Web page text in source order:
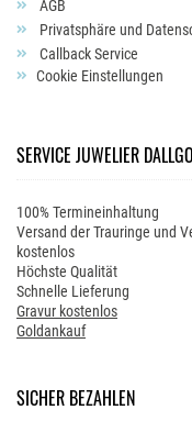
AGB
Privatsphäre und
Callback Service
Cookie Einstellungen
SERVICE JUWELIER
100% Termineinhaltung
Versand der Trauringe und
kostenlos
Höchste Qualität
Schnelle Lieferung
Gravur kostenlos
Goldankauf
SICHER BEZAHLEN